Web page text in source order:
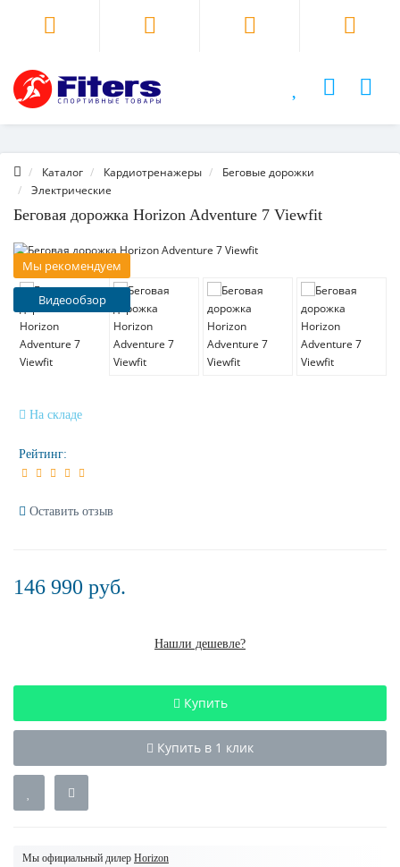
Каталог Кардиотренажеры
Беговые дорожки
Электрические
Беговая дорожка Horizon Adventure 7 Viewfit
Мы рекомендуем
Видеообзор
На складе
Рейтинг:
Оставить отзыв
146 990 руб.
Нашли дешевле?
Купить
Купить в 1 клик
Мы официальный дилер Horizon